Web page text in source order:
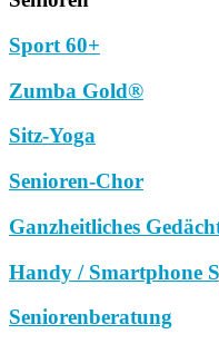
Sport 60+
Zumba Gold®
Sitz-Yoga
Senioren-Chor
Ganzheitliches
Handy / Smartphone
Seniorenberatung